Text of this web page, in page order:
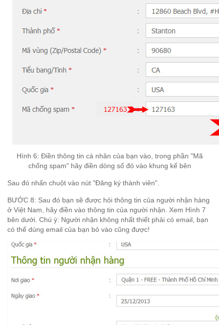
Hình 6: Điền thông tin cá nhân của bạn vào, trong phần "Mã
chống spam" hãy điền dòng số đỏ vào khung kế bên
Sau đó nhấn chuột vào nút "Đăng ký thành viên".
BƯỚC 8: Sau đó bạn sẽ được hỏi thông tin của người nhận hàng
ở Việt Nam, hãy điền vào thông tin của người nhận . Xem Hình 7
bên dưới. Chú ý: Người nhận không nhất thiết phải có email , bạn
có thể dùng email của bạn bỏ vào cũng được!